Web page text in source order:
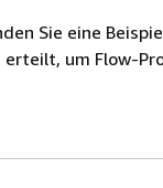
Sie eine
um Flow-